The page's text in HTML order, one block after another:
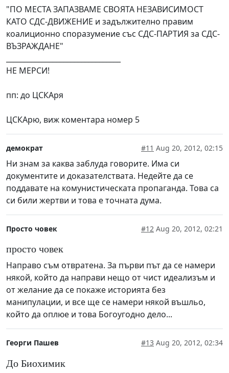
"ПО МЕСТА ЗАПАЗВАМЕ СВОЯТА НЕЗАВИСИМОСТ
КАТО СДС-ДВИЖЕНИЕ и задължително правим
коалиционно споразумение със СДС-ПАРТИЯ за СДС-
ВЪЗРАЖДАНЕ"
НЕ МЕРСИ!
пп: до ЦСКАря
ЦСКАрю, виж коментара номер 5
демократ #11 Aug 20, 2012, 02:15
Ни знам за каква заблуда говорите. Има си
документите и доказателствата. Недейте да се
поддавате на комунистическата пропаганда. Това са
си били жертви и това е точната дума.
Просто човек #12 Aug 20, 2012, 02:21
просто човек
Направо съм отвратена. За първи път да се намери
някой, който да направи нещо от чист идеализъм и
от желание да се покаже историята без
манипулации, и все ще се намери някой въшльо,
който да оплюе и това Богоугодно дело...
Георги Пашев #13 Aug 20, 2012, 02:34
До Биохимик